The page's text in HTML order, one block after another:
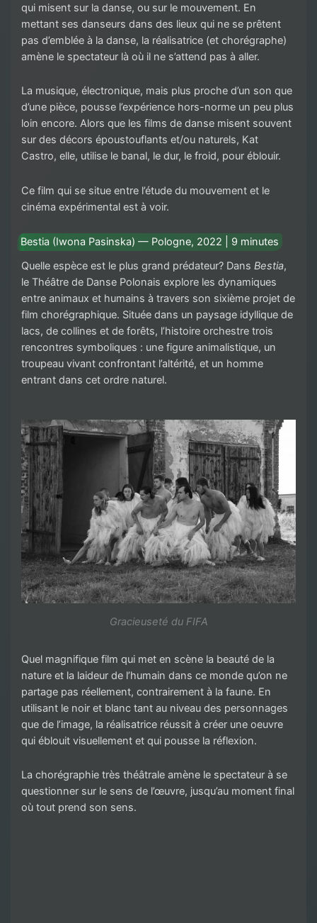
qui misent sur la danse, ou sur le mouvement. En
mettant ses danseurs dans des lieux qui ne se prêtent
pas d’emblée à la danse, la réalisatrice (et chorégraphe)
amène le spectateur là où il ne s’attend pas à aller.
La musique, électronique, mais plus proche d’un son que
d’une pièce, pousse l’expérience hors-norme un peu plus
loin encore. Alors que les films de danse misent souvent
sur des décors époustouflants et/ou naturels, Kat
Castro, elle, utilise le banal, le dur, le froid, pour éblouir.
Ce film qui se situe entre l’étude du mouvement et le
cinéma expérimental est à voir.
Bestia (Iwona Pasinska) — Pologne, 2022 | 9 minutes
Quelle espèce est le plus grand prédateur? Dans Bestia,
le Théâtre de Danse Polonais explore les dynamiques
entre animaux et humains à travers son sixième projet de
film chorégraphique. Située dans un paysage idyllique de
lacs, de collines et de forêts, l’histoire orchestre trois
rencontres symboliques : une figure animalistique, un
troupeau vivant confrontant l’altérité, et un homme
entrant dans cet ordre naturel.
Gracieuseté du FIFA
Quel magnifique film qui met en scène la beauté de la
nature et la laideur de l’humain dans ce monde qu’on ne
partage pas réellement, contrairement à la faune. En
utilisant le noir et blanc tant au niveau des personnages
que de l’image, la réalisatrice réussit à créer une oeuvre
qui éblouit visuellement et qui pousse la réflexion.
La chorégraphie très théâtrale amène le spectateur à se
questionner sur le sens de l’œuvre, jusqu’au moment final
où tout prend son sens.